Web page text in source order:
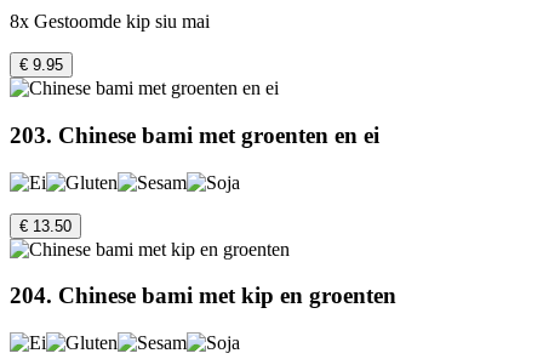
8x Gestoomde kip siu mai
€ 9.95
203. Chinese bami met groenten en ei
€ 13.50
204. Chinese bami met kip en groenten